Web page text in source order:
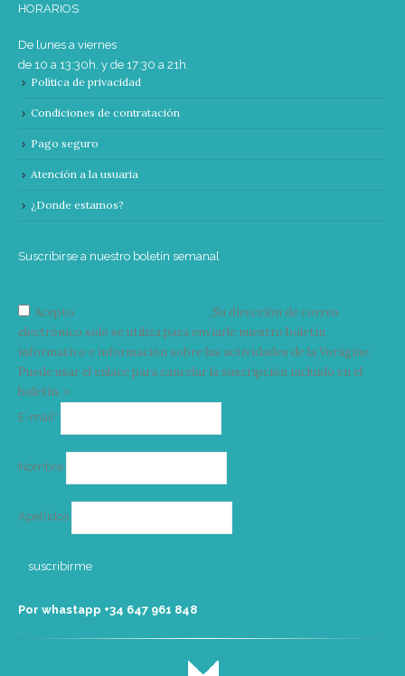
HORARIOS
De lunes a viernes
de 10 a 13:30h. y de 17:30 a 21h.
Política de privacidad
Condiciones de contratación
Pago seguro
Atención a la usuaria
¿Donde estamos?
Suscribirse a nuestro boletín semanal
Acepto
Su dirección de correo
electrónico solo se utiliza para enviarle nuestro boletín
informativo e información sobre las actividades de la Vorágine.
Puede usar el enlace para cancelar la suscripción incluido en el
boletín. >
E-mail*
Nombre
Apellidos
Por whastapp +34 ‭647 961 848‬